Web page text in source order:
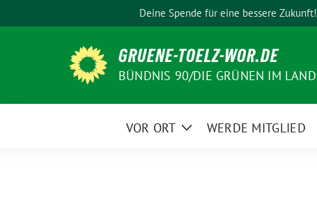
zum
Deine Spende für eine bessere Zukunft!
GRUENE-TOELZ-WOR.DE
BÜNDNIS 90/DIE GRÜNEN IM
VOR ORT
ZeigeWERDE MITGLIED